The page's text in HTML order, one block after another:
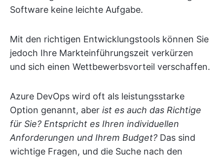
Software keine leichte Aufgabe.
Mit den richtigen Entwicklungstools können Sie
jedoch Ihre Markteinführungszeit verkürzen
und sich einen Wettbewerbsvorteil verschaffen.
Azure DevOps wird oft als leistungsstarke
Option genannt, aber ist es auch das Richtige
für Sie? Entspricht es Ihren individuellen
Anforderungen und Ihrem Budget? Das sind
wichtige Fragen, und die Suche nach den